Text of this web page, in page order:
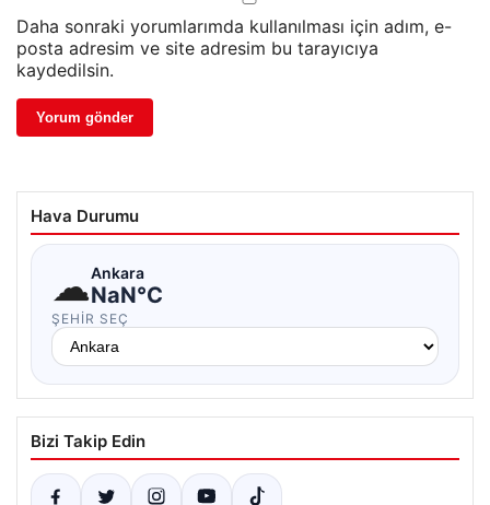
Daha sonraki yorumlarımda kullanılması için adım, e-
posta adresim ve site adresim bu tarayıcıya
kaydedilsin.
Hava Durumu
☁Ankara
NaN°C
ŞEHIR SEÇ
Bizi Takip Edin